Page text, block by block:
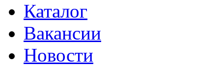
Каталог
Вакансии
Новости